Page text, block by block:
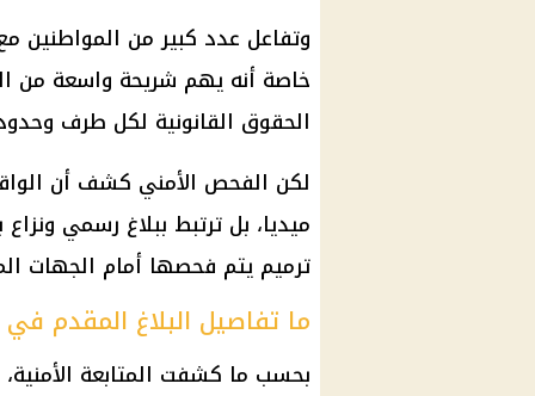
وتفاعل عدد كبير من المواطنين
خاصة أنه يهم شريحة واسعة من
الحقوق القانونية لكل طرف
لكن الفحص الأمني كشف أن
ميديا، بل ترتبط ببلاغ رسمي
ترميم يتم فحصها أمام الجهات
ما تفاصيل البلاغ المقدم
بحسب ما كشفت المتابعة الأمنية، تبين أنه بتاريخ